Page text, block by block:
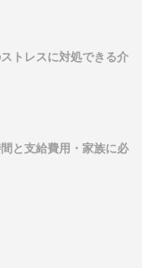
トレスに対処できる介
と支給費用・家族に必